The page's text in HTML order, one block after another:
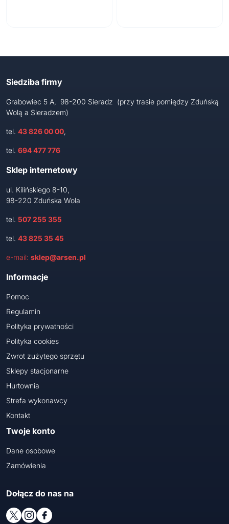
Siedziba firmy
Grabowiec 5 A, 98-200 Sieradz (przy trasie pomiędzy Zduńską
Wolą a Sieradzem)
tel. 43 826 00 00,
tel. 694 477 776
Sklep internetowy
ul. Kilińskiego 8-10,
98-220 Zduńska Wola
tel. 507 255 355
tel. 43 825 35 45
e-mail: sklep@arsen.pl
Informacje
Pomoc
Regulamin
Polityka prywatności
Polityka cookies
Zwrot zużytego sprzętu
Sklepy stacjonarne
Hurtownia
Strefa wykonawcy
Kontakt
Twoje konto
Dane osobowe
Zamówienia
Dołącz do nas na